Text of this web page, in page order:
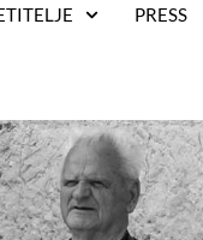
PRESS